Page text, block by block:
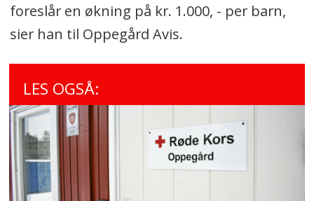
foreslår en økning på kr. 1.000, - per barn,
sier han til Oppegård Avis.
LES OGSÅ: